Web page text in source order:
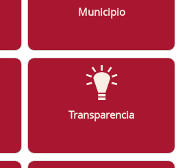
Municipio
Transparencia